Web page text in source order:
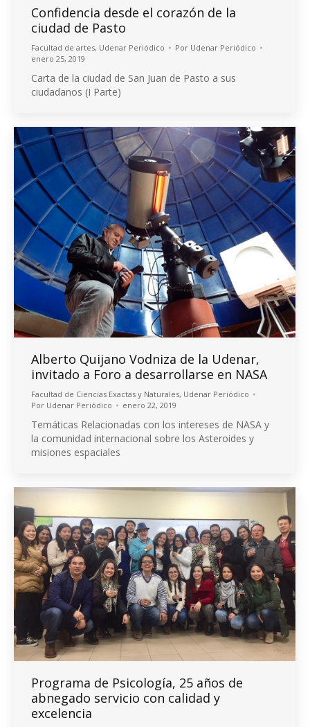
Confidencia desde el corazón de la
ciudad de Pasto
Facultad de artes, Udenar Periódico Por Udenar Periódico
enero 25, 2019
Carta de la ciudad de San Juan de Pasto a sus
ciudadanos (I Parte)
Alberto Quijano Vodniza de la Udenar,
invitado a Foro a desarrollarse en NASA
Facultad de Ciencias Exactas y Naturales, Udenar Periódico
Por Udenar Periódico enero 22, 2019
Temáticas Relacionadas con los intereses de NASA y
la comunidad internacional sobre los Asteroides y
misiones espaciales
Programa de Psicología, 25 años de
abnegado servicio con calidad y
excelencia